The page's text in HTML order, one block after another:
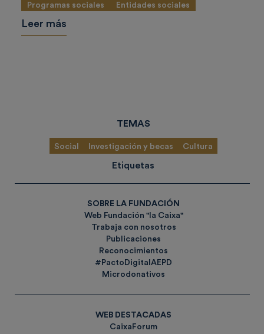
Programas sociales Entidades sociales
Leer más
TEMAS
Social Investigación y becas Cultura
Etiquetas
SOBRE LA FUNDACIÓN
Web Fundación "la Caixa"
Trabaja con nosotros
Publicaciones
Reconocimientos
#PactoDigitalAEPD
Microdonativos
WEB DESTACADAS
CaixaForum